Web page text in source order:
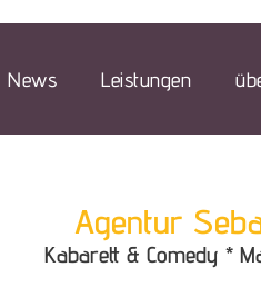
News Leistungen
Agentur
Kabarett & Comedy *